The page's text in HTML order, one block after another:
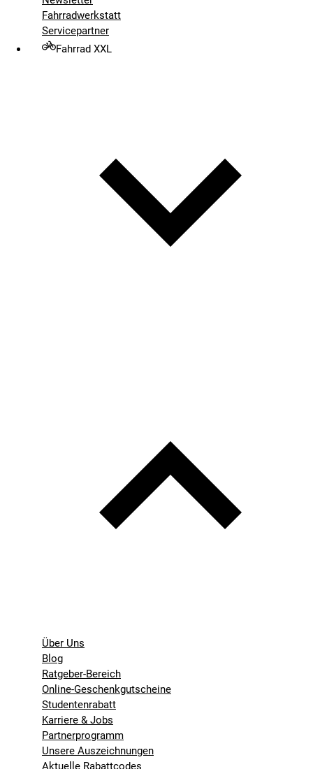
Fahrradwerkstatt
Servicepartner
Fahrrad XXL
Über Uns
Blog
Ratgeber-Bereich
Online-Geschenkgutscheine
Studentenrabatt
Karriere & Jobs
Partnerprogramm
Unsere Auszeichnungen
Aktuelle Rabattcodes